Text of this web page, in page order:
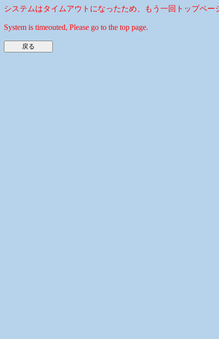
システムはタイムアウトになったため、もう一回トップペー
System is timeouted, Please go to the top page.